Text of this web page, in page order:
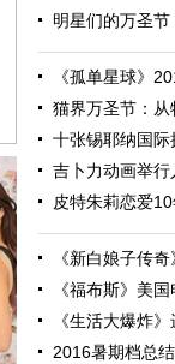
明星们的万圣
《孤单星球》
猫界万圣节：
十张锡耶纳国
吉卜力动画举
皮特朱莉恋爱
《新白娘子传
《福布斯》美
《生活大爆炸
2016暑期档总